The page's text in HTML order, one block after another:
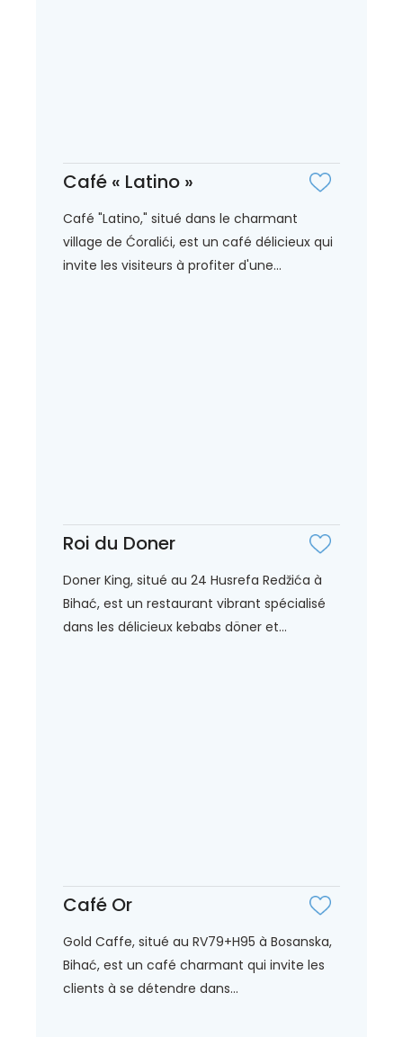
Café « Latino »
Café "Latino," situé dans le charmant
village de Ćoralići, est un café délicieux qui
invite les visiteurs à profiter d'une...
Roi du Doner
Doner King, situé au 24 Husrefa Redžića à
Bihać, est un restaurant vibrant spécialisé
dans les délicieux kebabs döner et...
Café Or
Gold Caffe, situé au RV79+H95 à Bosanska,
Bihać, est un café charmant qui invite les
clients à se détendre dans...